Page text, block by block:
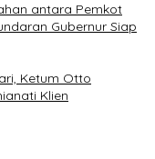
antara Pemkot
Gubernur Siap
Ketum Otto
Klien